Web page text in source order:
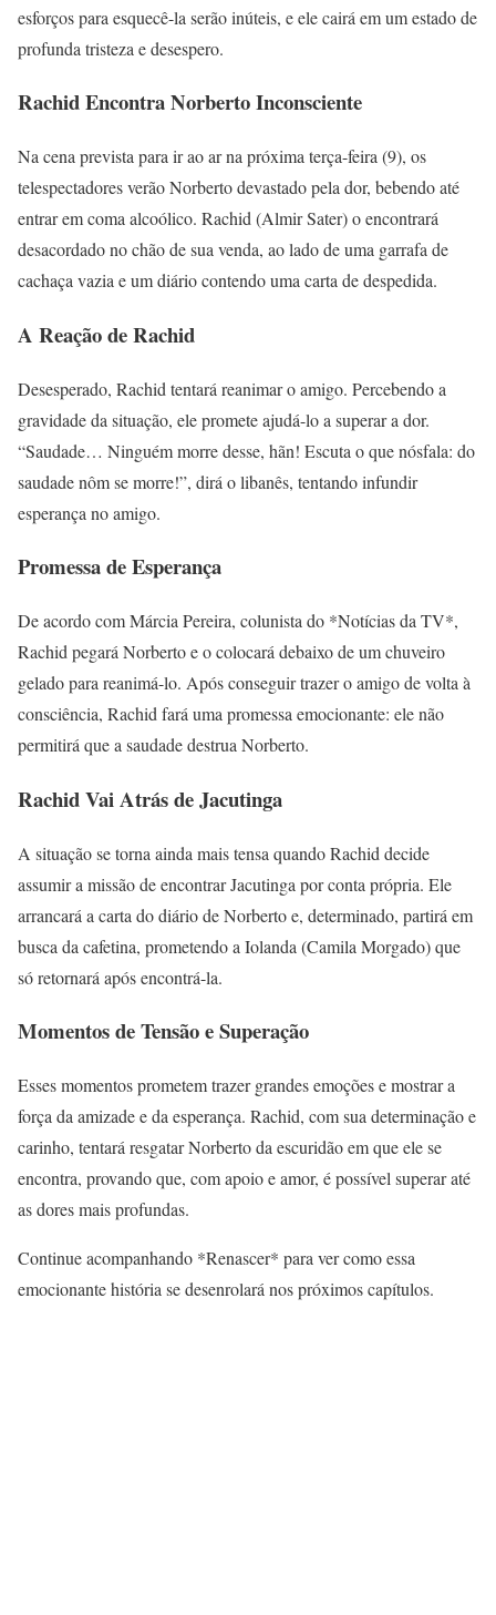
esforços para esquecê-la serão inúteis, e ele cairá em um estado de
profunda tristeza e desespero.
Rachid Encontra Norberto Inconsciente
Na cena prevista para ir ao ar na próxima terça-feira (9), os
telespectadores verão Norberto devastado pela dor, bebendo até
entrar em coma alcoólico. Rachid (Almir Sater) o encontrará
desacordado no chão de sua venda, ao lado de uma garrafa de
cachaça vazia e um diário contendo uma carta de despedida.
A Reação de Rachid
Desesperado, Rachid tentará reanimar o amigo. Percebendo a
gravidade da situação, ele promete ajudá-lo a superar a dor.
“Saudade… Ninguém morre desse, hãn! Escuta o que nósfala: do
saudade nôm se morre!”, dirá o libanês, tentando infundir
esperança no amigo.
Promessa de Esperança
De acordo com Márcia Pereira, colunista do *Notícias da TV*,
Rachid pegará Norberto e o colocará debaixo de um chuveiro
gelado para reanimá-lo. Após conseguir trazer o amigo de volta à
consciência, Rachid fará uma promessa emocionante: ele não
permitirá que a saudade destrua Norberto.
Rachid Vai Atrás de Jacutinga
A situação se torna ainda mais tensa quando Rachid decide
assumir a missão de encontrar Jacutinga por conta própria. Ele
arrancará a carta do diário de Norberto e, determinado, partirá em
busca da cafetina, prometendo a Iolanda (Camila Morgado) que
só retornará após encontrá-la.
Momentos de Tensão e Superação
Esses momentos prometem trazer grandes emoções e mostrar a
força da amizade e da esperança. Rachid, com sua determinação e
carinho, tentará resgatar Norberto da escuridão em que ele se
encontra, provando que, com apoio e amor, é possível superar até
as dores mais profundas.
Continue acompanhando *Renascer* para ver como essa
emocionante história se desenrolará nos próximos capítulos.